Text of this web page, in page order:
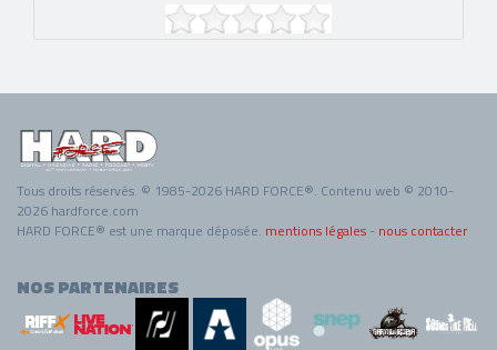
Tous droits réservés. © 1985-2026 HARD FORCE®. Contenu web © 2010-
2026 hardforce.com
HARD FORCE® est une marque déposée. mentions légales - nous contacter
NOS PARTENAIRES